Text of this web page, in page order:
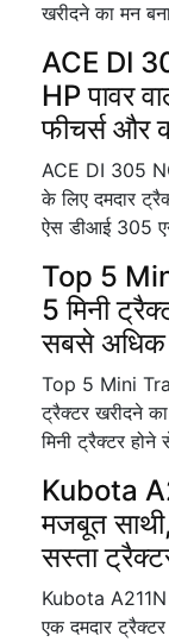
खरीदने का मन
ACE DI
HP पावर
फीचर्स और
ACE DI 305
के लिए दमदार
ऐस डीआई 305
Top 5
5 मिनी
सबसे अधिक
Top 5 Mini
ट्रैक्टर खरीदने
मिनी ट्रैक्टर
Kubota
मजबूत
सस्ता
Kubota
एक दमदार